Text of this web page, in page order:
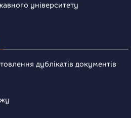
університету
дублікатів документів